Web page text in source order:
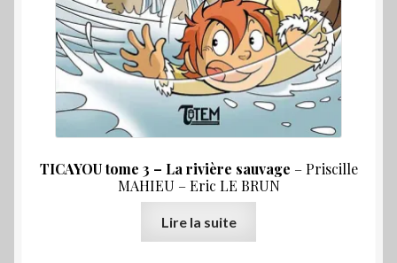
TICAYOU tome 3 – La rivière sauvage – Priscille
MAHIEU – Eric LE BRUN
Lire la suite